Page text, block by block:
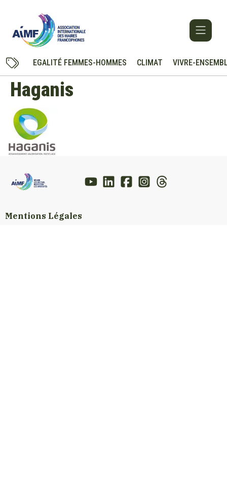
EGALITÉ FEMMES-HOMMES CLIMAT VIVRE-
Haganis
Mentions Légales